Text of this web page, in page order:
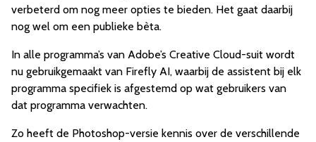
verbeterd om nog meer opties te bieden. Het gaat daarbij
nog wel om een publieke bèta.
In alle programma’s van Adobe’s Creative Cloud-suit wordt
nu gebruikgemaakt van Firefly AI, waarbij de assistent bij elk
programma specifiek is afgestemd op wat gebruikers van
dat programma verwachten.
Zo heeft de Photoshop-versie kennis over de verschillende